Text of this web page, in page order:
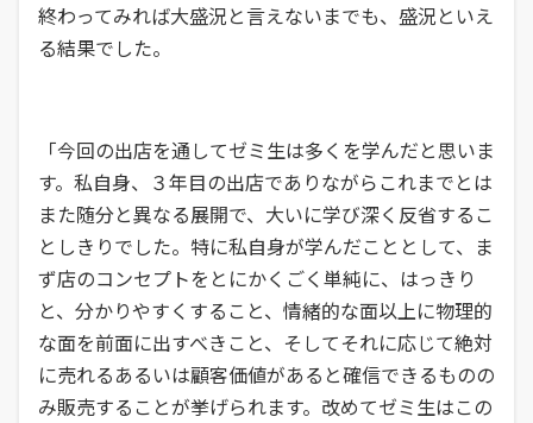
終わってみれば大盛況と言えないまでも、盛況といえ
る結果でした。
「今回の出店を通してゼミ生は多くを学んだと思いま
す。私自身、３年目の出店でありながらこれまでとは
また随分と異なる展開で、大いに学び深く反省するこ
としきりでした。特に私自身が学んだこととして、ま
ず店のコンセプトをとにかくごく単純に、はっきり
と、分かりやすくすること、情緒的な面以上に物理的
な面を前面に出すべきこと、そしてそれに応じて絶対
に売れるあるいは顧客価値があると確信できるものの
み販売することが挙げられます。改めてゼミ生はこの